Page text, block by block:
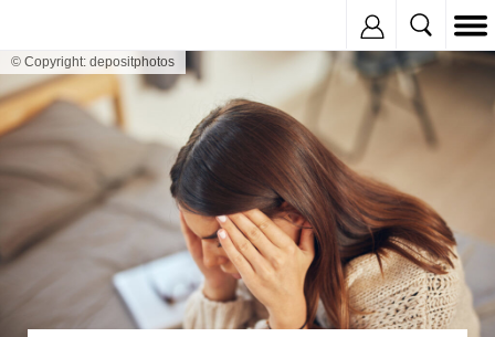
© Copyright: depositphotos